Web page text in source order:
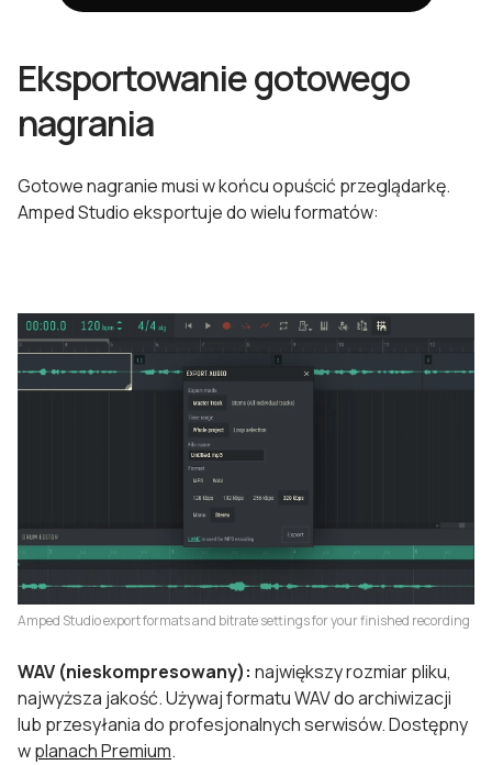
Eksportowanie gotowego
nagrania
Gotowe nagranie musi w końcu opuścić przeglądarkę.
Amped Studio eksportuje do wielu formatów:
Amped Studio export formats and bitrate settings for your finished recording
WAV (nieskompresowany): największy rozmiar pliku,
najwyższa jakość. Używaj formatu WAV do archiwizacji
lub przesyłania do profesjonalnych serwisów. Dostępny
wplanach Premium.